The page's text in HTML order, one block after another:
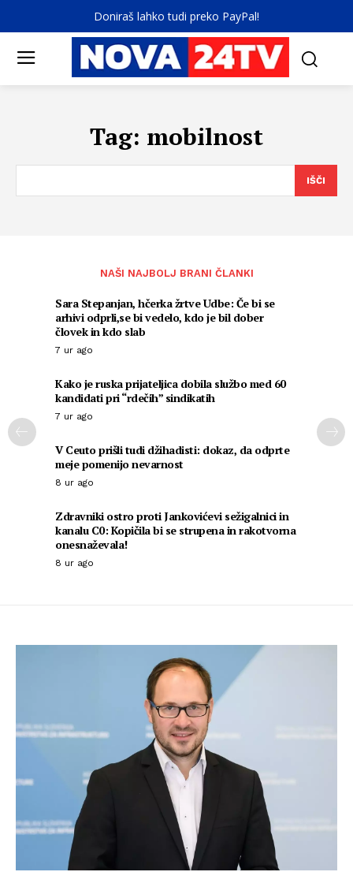
Doniraš lahko tudi preko PayPal!
Tag: mobilnost
IŠČI
NAŠI NAJBOLJ BRANI ČLANKI
Sara Stepanjan, hčerka žrtve Udbe: Če bi se
arhivi odprli,se bi vedelo, kdo je bil dober
človek in kdo slab
7 ur ago
Kako je ruska prijateljica dobila službo med 60
kandidati pri “rdečih” sindikatih
7 ur ago
V Ceuto prišli tudi džihadisti: dokaz, da odprte
meje pomenijo nevarnost
8 ur ago
Zdravniki ostro proti Jankovićevi sežigalnici in
kanalu C0: Kopičila bi se strupena in rakotvorna
onesnaževala!
8 ur ago